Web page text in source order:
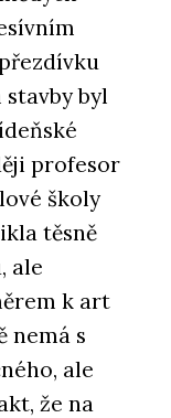
byl
profesor
školy
těsně
ale
k art
nemá s
ale
že na